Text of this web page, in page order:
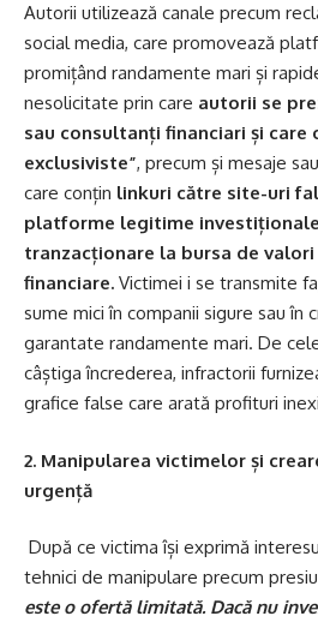
Autorii utilizează canale precum
social media, care promovează
promițând randamente mari și
nesolicitate prin care autorii se
sau consultanți financiari și care
exclusiviste”, precum și mesaje
care conțin linkuri către site-uri
platforme legitime
tranzacționare la bursa de
financiare. Victimei i se transmite
sume mici în companii sigure sau în
garantate randamente mari. De
câștiga încrederea, infractorii
grafice false care arată profituri
2. Manipularea victimelor și
urgență
După ce victima își exprimă
tehnici de manipulare precum
este o ofertă limitată. Dacă nu